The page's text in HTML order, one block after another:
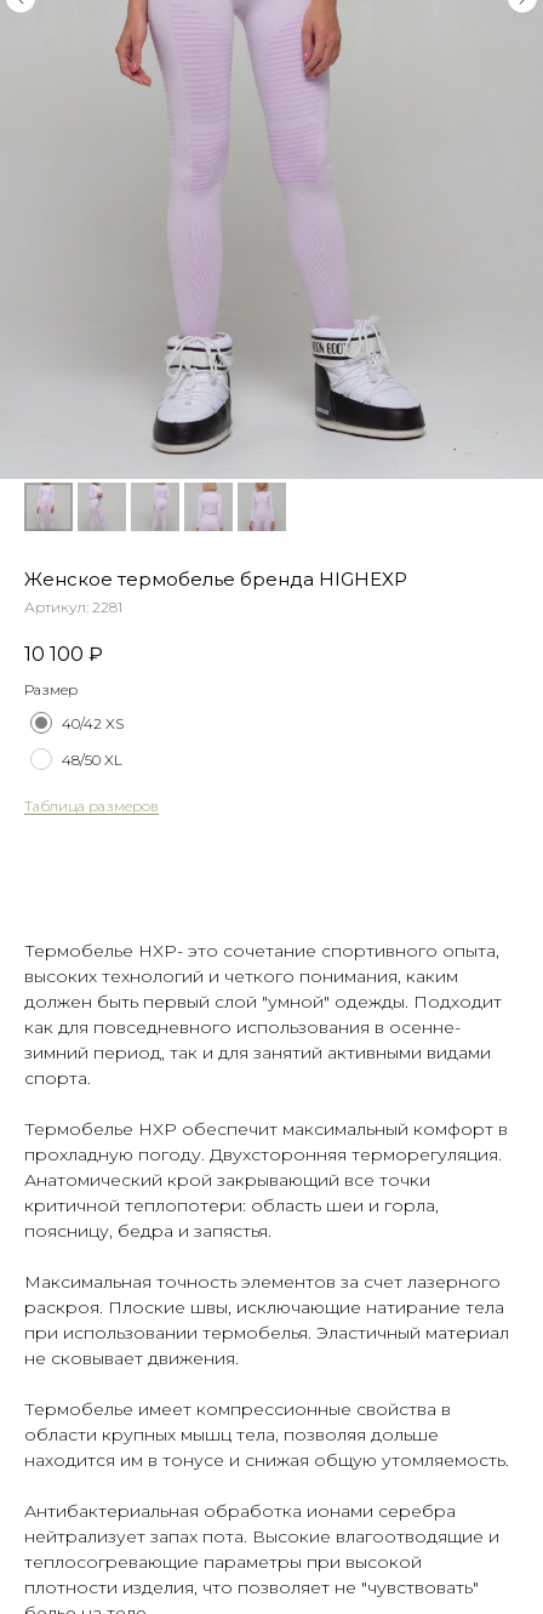
Женское термобелье бренда HIGHEXP
Артикул: 2281
10 100 ₽
Размер
40/42 XS
48/50 XL
Таблица размеров
Термобелье HXP- это сочетание спортивного опыта,
высоких технологий и четкого понимания, каким
должен быть первый слой "умной" одежды. Подходит
как для повседневного использования в осенне-
зимний период, так и для занятий активными видами
спорта.
Термобелье HXP обеспечит максимальный комфорт в
прохладную погоду. Двухсторонняя терморегуляция.
Анатомический крой закрывающий все точки
критичной теплопотери: область шеи и горла,
поясницу, бедра и запястья.
Максимальная точность элементов за счет лазерного
раскроя. Плоские швы, исключающие натирание тела
при использовании термобелья. Эластичный материал
не сковывает движения.
Термобелье имеет компрессионные свойства в
области крупных мышц тела, позволяя дольше
находится им в тонусе и снижая общую утомляемость.
Антибактериальная обработка ионами серебра
нейтрализует запах пота. Высокие влагоотводящие и
теплосогревающие параметры при высокой
плотности изделия, что позволяет не "чувствовать"
Гарантия Быстрая
По РФ
и СНГ
Сотни отзывов
в соцсетях